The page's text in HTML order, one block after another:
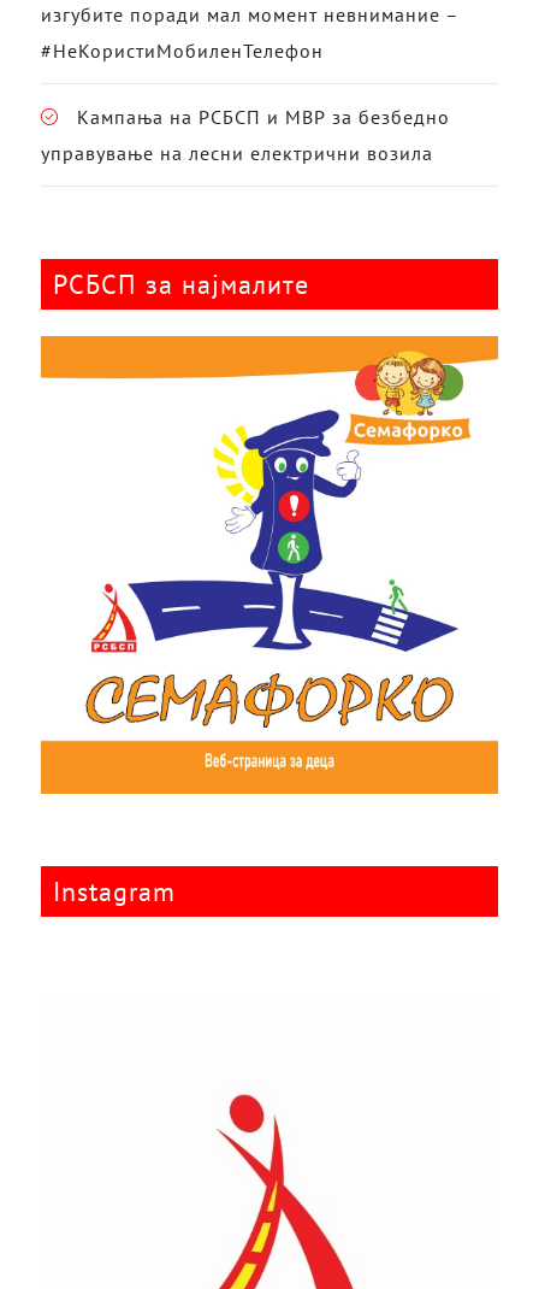
изгубите поради мал момент невнимание –
#НеКористиМобиленТелефон
Кампања на РСБСП и МВР за безбедно
управување на лесни електрични возила
РСБСП за најмалите
Instagram